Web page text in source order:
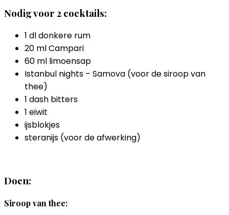
Nodig voor 2 cocktails:
1 dl donkere rum
20 ml Campari
60 ml limoensap
Istanbul nights – Samova (voor de siroop van
thee)
1 dash bitters
1 eiwit
ijsblokjes
steranijs (voor de afwerking)
Doen:
Siroop van thee: